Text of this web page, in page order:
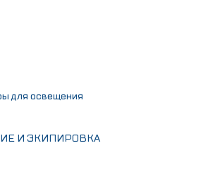
для освещения
И ЭКИПИРОВКА